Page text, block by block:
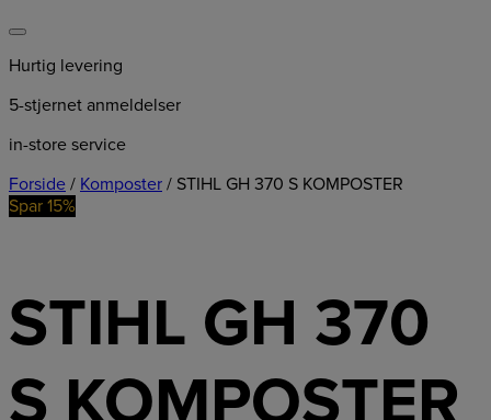
Hurtig levering
5-stjernet anmeldelser
in-store service
Forside / Komposter / STIHL GH 370 S KOMPOSTER
Spar 15%
STIHL GH 370
S KOMPOSTER